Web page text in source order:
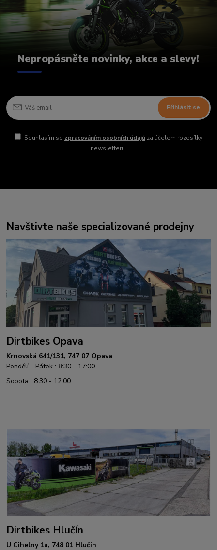
Nepropásněte novinky, akce a slevy!
Přihlásit se
Souhlasím se zpracováním osobních údajůza účelem rozesílky
newsletteru.
Navštivte naše specializované prodejny
Dirtbikes Opava
Krnovská 641/131, 747 07 Opava
Pondělí - Pátek : 8:30 - 17:00
Sobota : 8:30 - 12:00
Dirtbikes Hlučín
U Cihelny 1a, 748 01 Hlučín